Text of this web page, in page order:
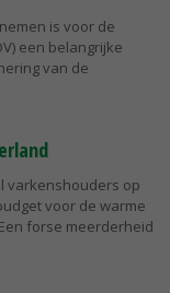
is voor de
een belangrijke
van de
varkenshouders op
voor de warme
forse meerderheid